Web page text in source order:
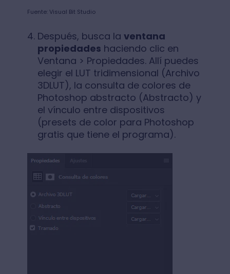
Fuente: Visual Bit Studio
Después, busca la ventana
propiedades haciendo clic en
Ventana > Propiedades. Allí puedes
elegir el LUT tridimensional (Archivo
3DLUT), la consulta de colores de
Photoshop abstracto (Abstracto) y
el vínculo entre dispositivos
(presets de color para Photoshop
gratis que tiene el programa).